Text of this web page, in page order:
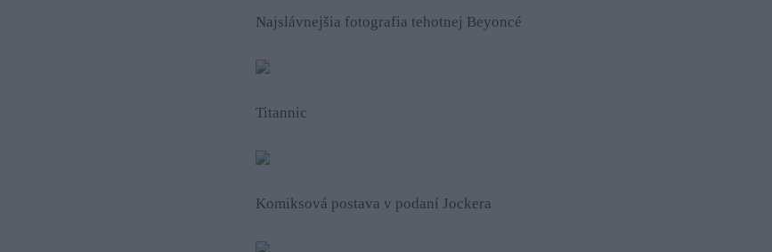
Najslávnejšia fotografia tehotnej Beyoncé
Titannic
Komiksová postava v podaní Jockera